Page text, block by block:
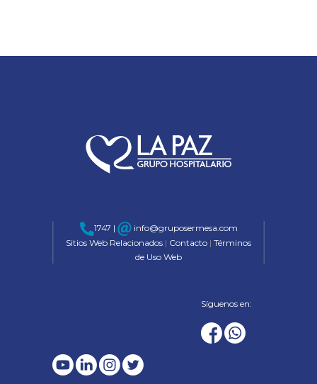
1747 |
info@gruposermesa.com
Sitios Web Relacionados | Contacto | Términos
de Uso Web
Síguenos en: